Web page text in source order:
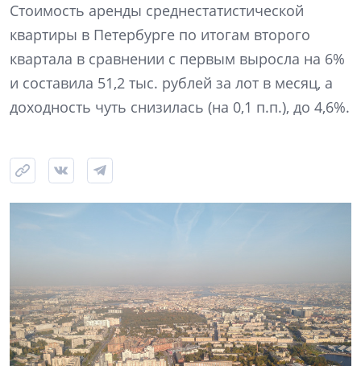
Стоимость аренды среднестатистической
квартиры в Петербурге по итогам второго
квартала в сравнении с первым выросла на 6%
и составила 51,2 тыс. рублей за лот в месяц, а
доходность чуть снизилась (на 0,1 п.п.), до 4,6%.